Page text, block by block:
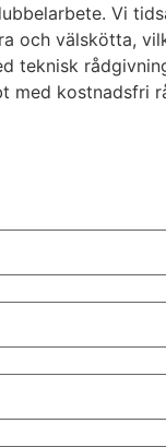
Vi
och välskötta,
teknisk
med kostnadsfri